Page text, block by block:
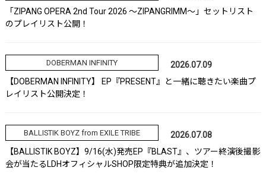
「ZIPANG OPERA 2nd Tour 2026 ～ZIPANGRIMM～」セットリスト
のプレイリスト公開！
DOBERMAN INFINITY
2026.07.09
【DOBERMAN INFINITY】 EP『PRESENT』と一緒に聴きたい楽曲プ
レイリスト公開決定！
BALLISTIK BOYZ from EXILE TRIBE
2026.07.08
【BALLISTIK BOYZ】9/16(水)発売EP『BLAST』、ツアー終演後撮影
会が当たるLDHオフィシャルSHOP限定特典が追加決定！